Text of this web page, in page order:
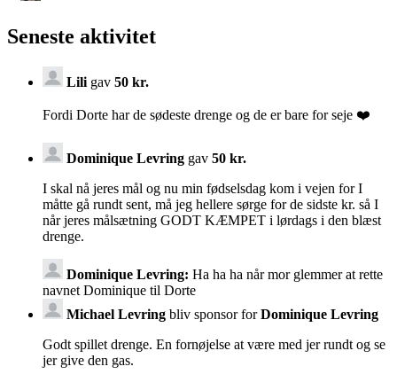
Seneste aktivitet
Lili gav 50 kr.
Fordi Dorte har de sødeste drenge og de er bare for seje ❤️
Dominique Levring gav 50 kr.
I skal nå jeres mål og nu min fødselsdag kom i vejen for I
måtte gå rundt sent, må jeg hellere sørge for de sidste kr. så I
når jeres målsætning GODT KÆMPET i lørdags i den blæst
drenge.
Dominique Levring: Ha ha ha når mor glemmer at rette
navnet Dominique til Dorte
Michael Levring bliv sponsor forDominique Levring
Godt spillet drenge. En fornøjelse at være med jer rundt og se
jer give den gas.